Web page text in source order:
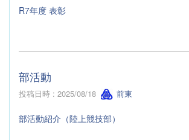
R7年度 表彰
部活動
投稿日時 : 2025/08/18 前東
部活動紹介（陸上競技部）